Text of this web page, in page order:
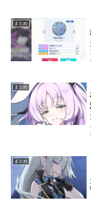
まとめ
まとめ
まとめ